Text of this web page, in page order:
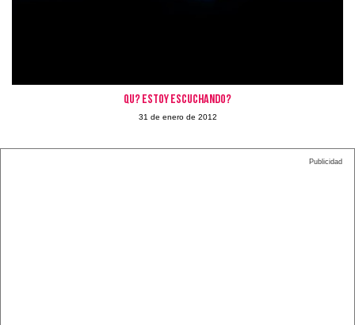
Qu? estoy escuchando?
31 de enero de 2012
Publicidad